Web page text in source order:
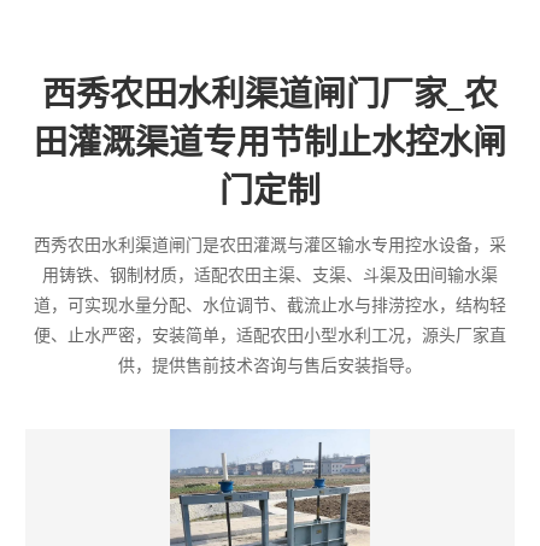
西秀农田水利渠道闸门厂家_农
田灌溉渠道专用节制止水控水闸
门定制
西秀农田水利渠道闸门是农田灌溉与灌区输水专用控水设备，采
用铸铁、钢制材质，适配农田主渠、支渠、斗渠及田间输水渠
道，可实现水量分配、水位调节、截流止水与排涝控水，结构轻
便、止水严密，安装简单，适配农田小型水利工况，源头厂家直
供，提供售前技术咨询与售后安装指导。